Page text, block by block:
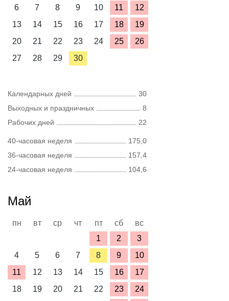
6
7 8 9 10 11
12
13
14 15 16 17 18
19
20
21 22 23 24 25
26
27
28 29 30
Календарных дней
30
Выходных и праздничных
8
Рабочих дней
22
40-часовая неделя
175,0
36-часовая неделя
157,4
24-часовая неделя
104,6
Май
пн вт ср чт пт сб
вс
1
2
3
4
5 6 7 8 9
10
11
12 13 14 15 16
17
18
19 20 21 22 23
24